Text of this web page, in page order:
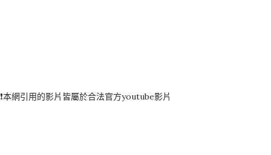
❗️本網引用的影片皆屬於合法官方youtube影片